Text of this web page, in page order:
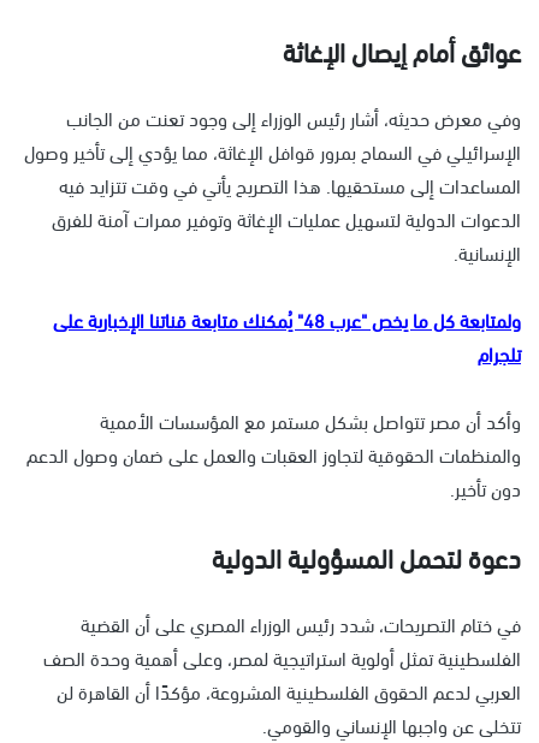
عوائق أمام إيصال الإغاثة
وفي معرض حديثه، أشار رئيس الوزراء إلى وجود تعنت من الجانب
الإسرائيلي في السماح بمرور قوافل الإغاثة، مما يؤدي إلى تأخير وصول
المساعدات إلى مستحقيها. هذا التصريح يأتي في وقت تتزايد فيه
الدعوات الدولية لتسهيل عمليات الإغاثة وتوفير ممرات آمنة للفرق
الإنسانية.
ولمتابعة كل ما يخص "عرب 48" يُمكنك متابعة قناتنا الإخبارية على
تلجرام
وأكد أن مصر تتواصل بشكل مستمر مع المؤسسات الأممية
والمنظمات الحقوقية لتجاوز العقبات والعمل على ضمان وصول الدعم
دون تأخير.
دعوة لتحمل المسؤولية الدولية
في ختام التصريحات، شدد رئيس الوزراء المصري على أن القضية
الفلسطينية تمثل أولوية استراتيجية لمصر، وعلى أهمية وحدة الصف
العربي لدعم الحقوق الفلسطينية المشروعة، مؤكدًا أن القاهرة لن
تتخلى عن واجبها الإنساني والقومي.